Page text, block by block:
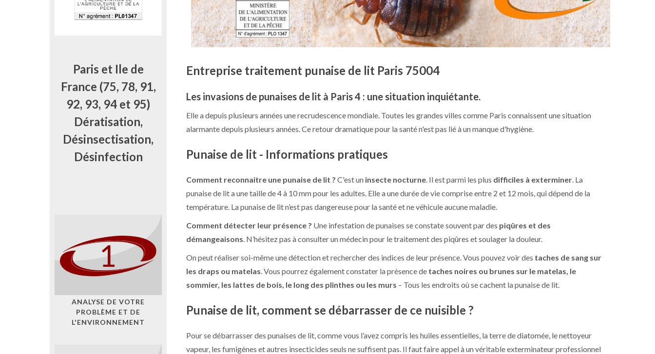
Entreprise traitement punaise de lit Paris 75004
Les invasions de punaises de lit à Paris 4 : une situation inquiétante.
Elle a depuis plusieurs années une recrudescence mondiale. Toutes les grandes villes comme Paris connaissent une situation
alarmante depuis plusieurs années. Ce retour dramatique pour la santé n'est pas lié à un manque d'hygiène.
Punaise de lit - Informations pratiques
Comment reconnaitre une punaise de lit ? C'est un insecte nocturne. Il est parmi les plus difficiles à exterminer. La
punaise de lit a une taille de 4 à 10 mm pour les adultes. Elle a une durée de vie comprise entre 2 et 12 mois, qui dépend de la
température. La punaise de lit n’est pas dangereuse pour la santé et ne véhicule aucune maladie.
Comment détecter leur présence ? Une infestation de punaises se constate souvent par des piqûres et des
démangeaisons. N’hésitez pas à consulter un médecin pour le traitement des piqûres et soulager la douleur.
On peut réaliser soi-même une détection et rechercher des indices de leur présence. Vous pouvez voir des taches de sang sur
les draps ou matelas. Vous pourrez également constater la présence de taches noires ou brunes sur le matelas, le
sommier, les lattes de bois, le long des plinthes ou les murs – Tous les endroits où se cachent la punaise de lit.
Punaise de lit, comment se débarrasser de ce nuisible ?
Pour se débarrasser des punaises de lit, comme vous l’avez compris les huiles essentielles, la terre de diatomée, le nettoyeur
vapeur, les fumigènes et autres insecticides seuls ne suffisent pas. Il faut faire appel à un véritable exterminateur professionnel
Paris et Ile de
France (75, 78, 91,
92, 93, 94 et 95)
Dératisation,
Désinsectisation,
Désinfection
ANALYSE DE VOTRE
PROBLÈME ET DE
L'ENVIRONNEMENT